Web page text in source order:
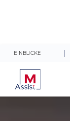
EINBLICKE